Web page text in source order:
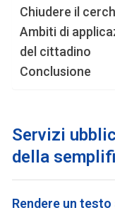
Chiudere il
Ambiti di
del cittadino
Conclusione
Servizi
della
Rendere un